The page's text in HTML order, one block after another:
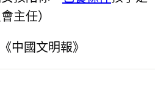
主任）
中國文明報》